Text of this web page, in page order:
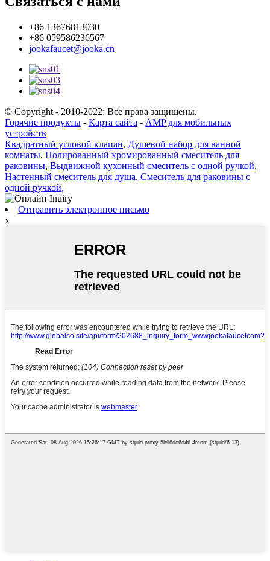
+86 13676813030
+86 059586236567
jookafaucet@jooka.cn
© Copyright - 2010-2022: Все права защищены.
Горячие продукты - Карта сайта - AMP для мобильных
устройств
Квадратный угловой клапан, Душевой набор для ванной
комнаты, Полированный хромированный смеситель для
раковины, Выдвижной кухонный смеситель с одной ручкой,
Настенный смеситель для душа, Смеситель для раковины с
одной ручкой,
Отправить электронное письмо
x